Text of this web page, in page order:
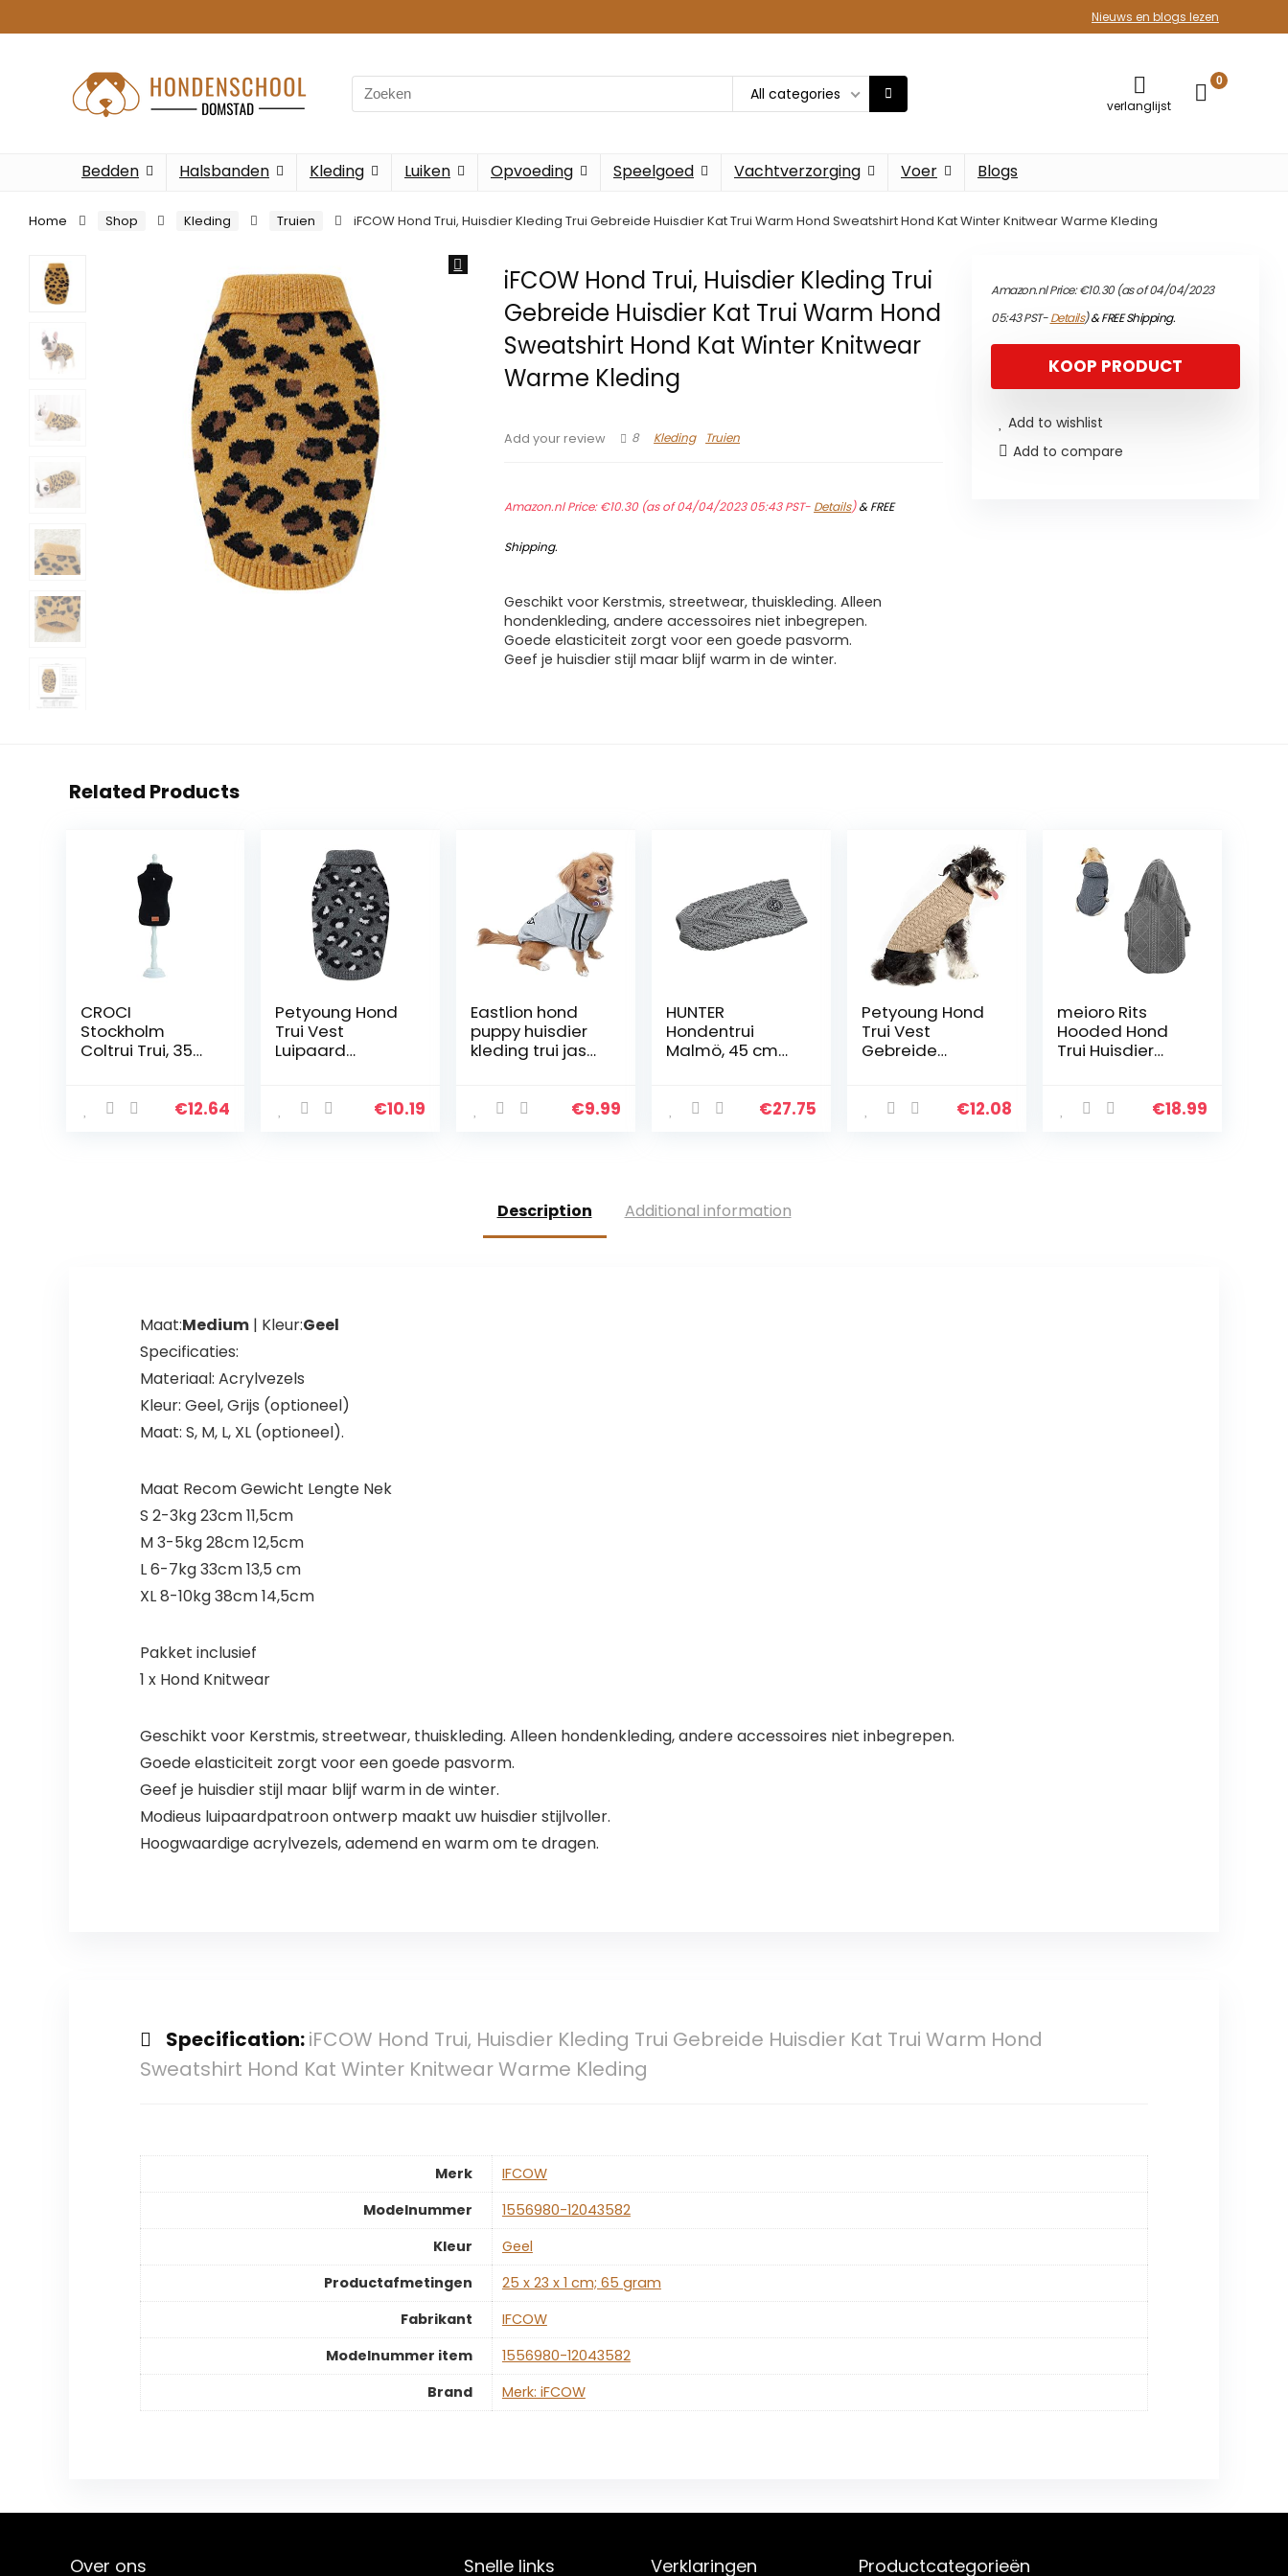
Nieuws en blogs lezen
Search
for:
All categories
verlanglijst
0
Bedden Halsbanden Kleding Luiken Opvoeding Speelgoed Vachtverzorging Voer Blogs
Home Shop Kleding Truien iFCOW Hond Trui, Huisdier Kleding Trui Gebreide Huisdier Kat Trui Warm Hond Sweatshirt Hond Kat Winter Knitwear Warme Kleding
iFCOW Hond Trui, Huisdier Kleding Trui
Gebreide Huisdier Kat Trui Warm Hond
Sweatshirt Hond Kat Winter Knitwear
Warme Kleding
Add your review 8 Kleding Truien
Amazon.nl Price:€10.30(as of 04/04/2023 05:43 PST- Details)&FREE
Shipping.
Geschikt voor Kerstmis, streetwear, thuiskleding. Alleen
hondenkleding, andere accessoires niet inbegrepen.
Goede elasticiteit zorgt voor een goede pasvorm.
Geef je huisdier stijl maar blijf warm in de winter.
Amazon.nl Price:€10.30(as of 04/04/2023
05:43 PST-Details)&FREE Shipping.
KOOP PRODUCT
Add to wishlist
Add to compare
Related Products
CROCI
Stockholm
Coltrui Trui, 35
€12.64
Petyoung Hond
Trui Vest
Luipaard
Wollen Truien€10.19
Eastlion hond
puppy huisdier
kleding trui jas
€9.99
HUNTER
Hondentrui
Malmö, 45 cm
€27.75
Petyoung Hond
Trui Vest
Gebreide
Puppy Kleding
€12.08
meioro Rits
Hooded Hond
Trui Huisdier
Leuke Huisdier
€18.99
Description Additional information
Maat:Medium| Kleur:Geel
Specificaties:
Materiaal: Acrylvezels
Kleur: Geel, Grijs (optioneel)
Maat: S, M, L, XL (optioneel).
Maat Recom Gewicht Lengte Nek
S 2-3kg 23cm 11,5cm
M 3-5kg 28cm 12,5cm
L 6-7kg 33cm 13,5 cm
XL 8-10kg 38cm 14,5cm
Pakket inclusief
1 x Hond Knitwear
Geschikt voor Kerstmis, streetwear, thuiskleding. Alleen hondenkleding, andere accessoires niet inbegrepen.
Goede elasticiteit zorgt voor een goede pasvorm.
Geef je huisdier stijl maar blijf warm in de winter.
Modieus luipaardpatroon ontwerp maakt uw huisdier stijlvoller.
Hoogwaardige acrylvezels, ademend en warm om te dragen.
Specification:iFCOW Hond Trui, Huisdier Kleding Trui Gebreide Huisdier Kat Trui Warm Hond
Sweatshirt Hond Kat Winter Knitwear Warme Kleding
Merk
‎IFCOW
Modelnummer
‎1556980-12043582
Kleur
‎Geel
Productafmetingen
‎25 x 23 x 1 cm; 65 gram
Fabrikant
‎IFCOW
Modelnummer item
‎1556980-12043582
Brand
Merk: iFCOW
Over ons Snelle links Verklaringen Productcategorieën